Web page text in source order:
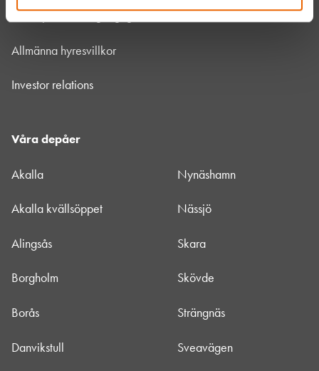
Webbplatsens tillgänglighet
Allmänna hyresvillkor
Investor relations
Våra depåer
Akalla
Akalla kvällsöppet
Alingsås
Borgholm
Borås
Danvikstull
Nynäshamn
Nässjö
Skara
Skövde
Strängnäs
Sveavägen